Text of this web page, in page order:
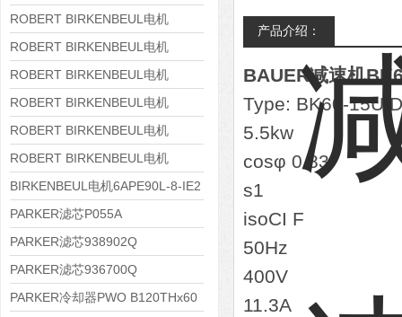
8APE180L-4 IE3
ROBERT BIRKENBEUL电机
8APE160M-6 IE3
ROBERT BIRKENBEUL电机
8APE160L-4-IE3
ROBERT BIRKENBEUL电机
8APE112M-6K-IE3
ROBERT BIRKENBEUL电机
8APE100L-2 IE3
ROBERT BIRKENBEUL电机
8APE90S-4 IE3
ROBERT BIRKENBEUL电机
8APE80M-2K-IE3
BIRKENBEUL电机6APE90L-8-IE2
PARKER滤芯P055A
PARKER滤芯938902Q
PARKER滤芯936700Q
PARKER冷却器PWO B120THx60
产品介绍：
BAUER减速机
Type: BK60-15U/
5.5kw
cosφ 0.83
s1
isoCI F
50Hz
400V
11.3A